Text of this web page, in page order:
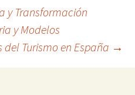
y Transformación
y Modelos
Turismo en España →